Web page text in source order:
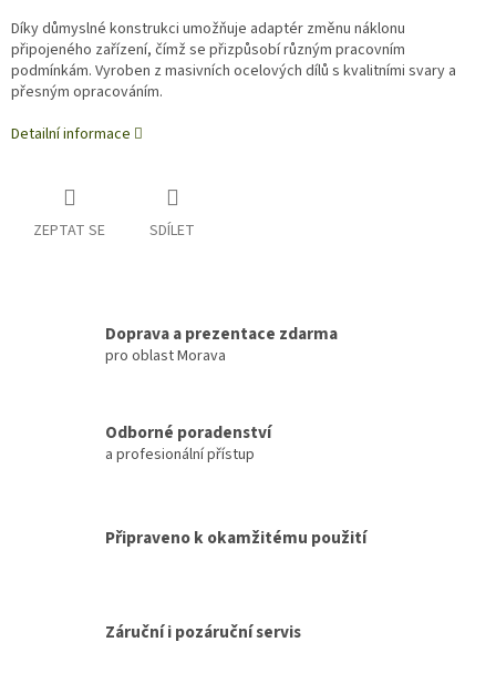
Díky důmyslné konstrukci umožňuje adaptér změnu náklonu
připojeného zařízení, čímž se přizpůsobí různým pracovním
podmínkám. Vyroben z masivních ocelových dílů s kvalitními svary a
přesným opracováním.
Detailní informace
ZEPTAT SE SDÍLET
Doprava a prezentace zdarma
pro oblast Morava
Odborné poradenství
a profesionální přístup
Připraveno k okamžitému použití
Záruční i pozáruční servis